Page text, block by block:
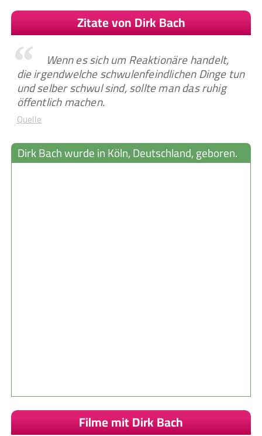
Zitate von Dirk Bach
Wenn es sich um Reaktionäre handelt,
die irgendwelche schwulenfeindlichen Dinge tun
und selber schwul sind, sollte man das ruhig
öffentlich machen.
Quelle
Dirk Bach wurde in Köln, Deutschland, geboren.
Filme mit Dirk Bach